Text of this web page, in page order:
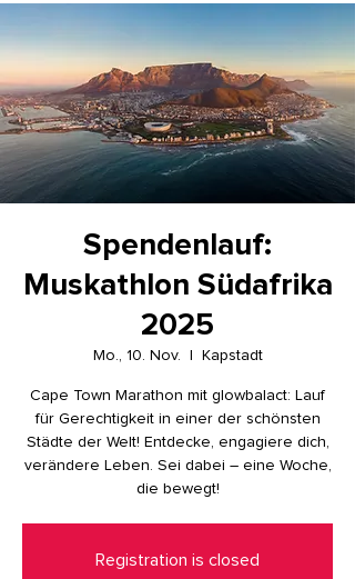
Spendenlauf:
Muskathlon Südafrika
2025
Mo., 10. Nov.
  |
Kapstadt
Cape Town Marathon mit glowbalact: Lauf
für Gerechtigkeit in einer der schönsten
Städte der Welt! Entdecke, engagiere dich,
verändere Leben. Sei dabei – eine Woche,
die bewegt!
Registration is closed